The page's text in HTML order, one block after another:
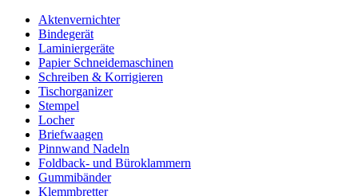
Aktenvernichter
Bindegerät
Laminiergeräte
Papier Schneidemaschinen
Schreiben & Korrigieren
Tischorganizer
Stempel
Locher
Briefwaagen
Pinnwand Nadeln
Foldback- und Büroklammern
Gummibänder
Klemmbretter